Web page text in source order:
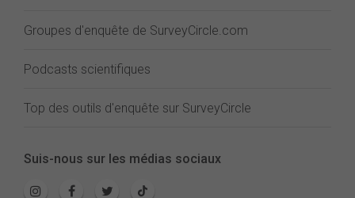
Groupes d'enquête de SurveyCircle.com
Podcasts scientifiques
Top des outils d'enquête sur SurveyCircle
Suis-nous sur les médias sociaux